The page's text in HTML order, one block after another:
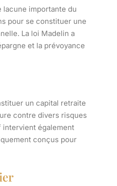
lacune importante du
pour se constituer une
La loi Madelin a
et la prévoyance
un capital retraite
contre divers risques
intervient également
conçus pour